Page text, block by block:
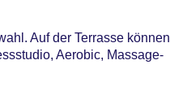
Auf der Terrasse können
Aerobic, Massage-